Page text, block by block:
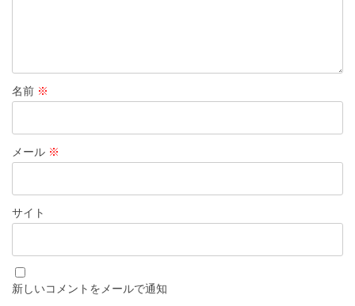
名前 ※
メール ※
サイト
新しいコメントをメールで通知